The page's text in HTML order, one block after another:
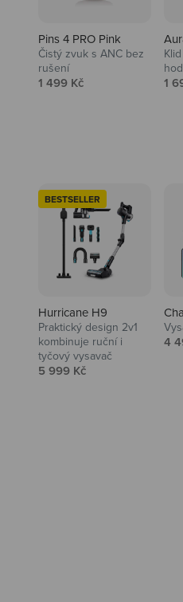
Pins 4 PRO Pink
Čistý zvuk s ANC bez
rušení
Prodejní cena
1 499 Kč 1
BESTSELLER
Hurricane H9
Praktický design 2v1
kombinuje ruční i
tyčový vysavač
Prodejní cena
5 999 Kč
4
Audio
Niceboy
padnou do noty.